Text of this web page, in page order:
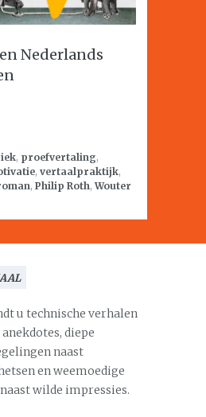
Nederlands
, proefvertaling,
, vertaalpraktijk,
, Philip Roth,Wouter
u technische verhalen
diepe
naast
en weemoedige
wilde impressies.